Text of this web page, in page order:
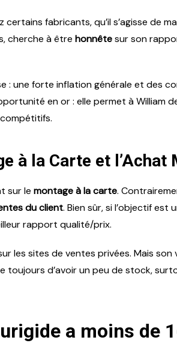
fabricants, qu’il s’agisse de
cherche à être honnêtesur son
: une forte inflation générale et des
en or : elle permet à William
à la Carte et l’Achat
sur le montage à la carte.
du client. Bien sûr, si l’objectif
rapport qualité/prix.
les sites de ventes privées. Mais
toujours d’avoir un peu de stock,
a moins de